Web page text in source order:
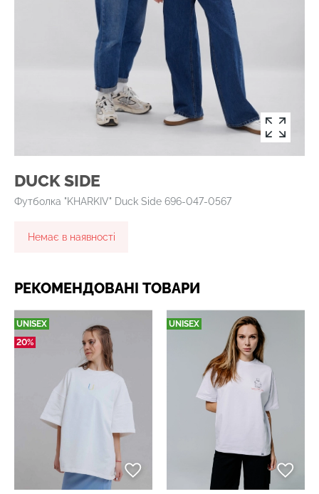
DUCK SIDE
Футболка "KHARKIV" Duck Side 696-047-0567
Немає в наявності
РЕКОМЕНДОВАНІ ТОВАРИ
UNISEX
20%
UNISEX